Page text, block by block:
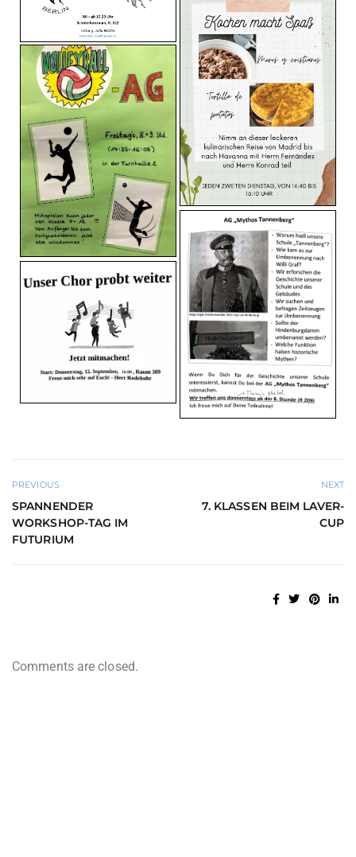
PREVIOUS
SPANNENDER
WORKSHOP-TAG IM
FUTURIUM
NEXT
7. KLASSEN BEIM LAVER-
CUP
Comments are closed.